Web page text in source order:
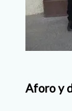
Aforo y